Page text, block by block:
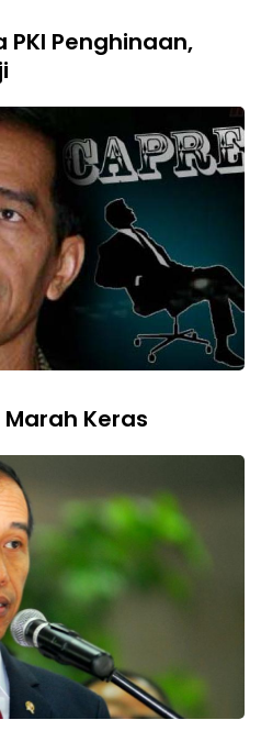
PKI Penghinaan,
Marah Keras